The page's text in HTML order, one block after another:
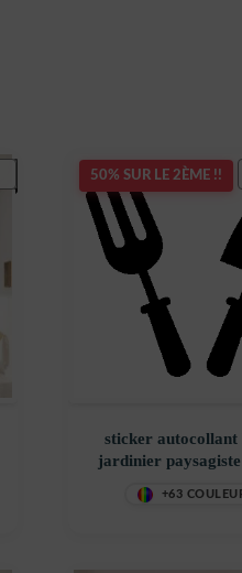
50% SUR LE 2ÈME !!
sticker autocollant
jardinier
+63